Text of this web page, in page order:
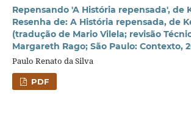
Repensando 'A História repensada', de
Resenha de: A História repensada, de
(tradução de Mario Vilela; revisão
Margareth Rago; São Paulo: Contexto,
Paulo Renato da Silva
PDF